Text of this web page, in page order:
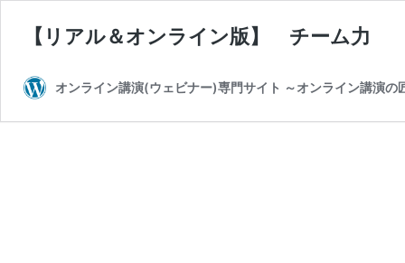
【リアル＆オンライン版】 チーム力
オンライン講演(ウェビナー)専門サイト ～オンライン講演の